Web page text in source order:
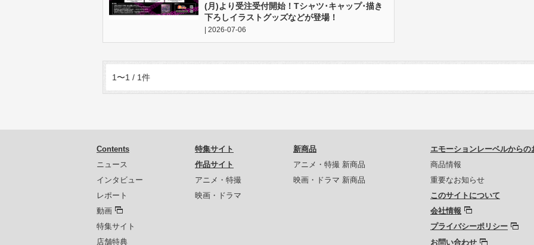
(月)より受注受付開始！Tシャツ･キャップ･描き
下ろしイラストグッズなどが登場！
| 2026-07-06
1〜1 / 1件
Contents
ニュース
インタビュー
レポート
動画
特集サイト
店舗特典
特集サイト
作品サイト
アニメ・特撮
映画・ドラマ
新商品
アニメ・特撮 新商品
映画・ドラマ 新商品
エモーションレーベルからの
商品情報
重要なお知らせ
このサイトについて
会社情報
プライバシーポリシー
お問い合わせ